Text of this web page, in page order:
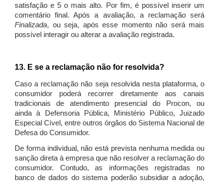
satisfação e 5 o mais alto. Por fim, é possível inserir um
comentário final. Após a avaliação, a reclamação será
Finalizada, ou seja, após esse momento não será mais
possível interagir ou alterar a avaliação registrada.
13. E se a reclamação não for resolvida?
Caso a reclamação não seja resolvida nesta plataforma, o
consumidor poderá recorrer diretamente aos canais
tradicionais de atendimento presencial do Procon, ou
ainda à Defensoria Pública, Ministério Público, Juizado
Especial Cível, entre outros órgãos do Sistema Nacional de
Defesa do Consumidor.
De forma individual, não está prevista nenhuma medida ou
sanção direta à empresa que não resolver a reclamação do
consumidor. Contudo, as informações registradas no
banco de dados do sistema poderão subsidiar a adoção,